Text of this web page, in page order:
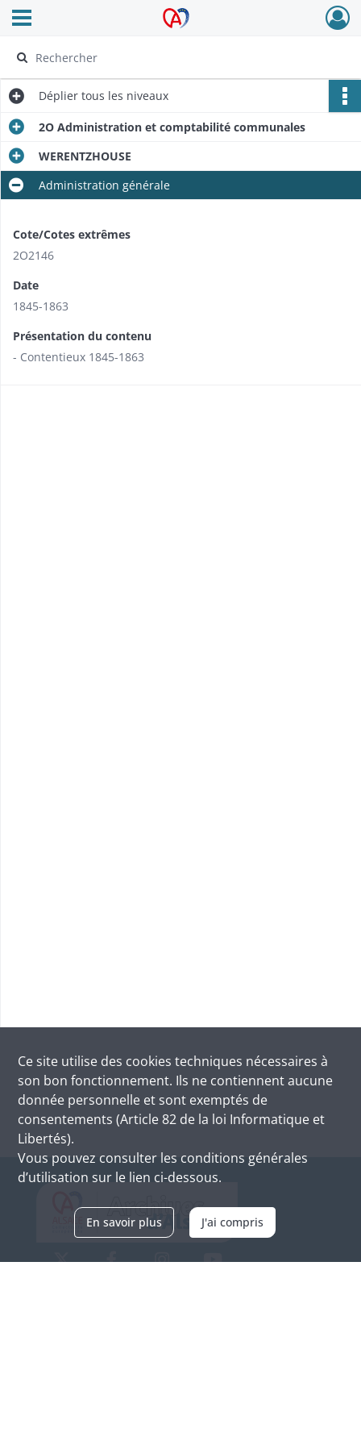
Archives Alsace - Colmar
Ouvrir le menu déroulant
Déplier tous les niveaux
2O Administration et comptabilité communales
WERENTZHOUSE
Administration générale
Cote/Cotes extrêmes
2O2146
Date
1845-1863
Présentation du contenu
- Contentieux 1845-1863
Ce site utilise des cookies techniques nécessaires à
son bon fonctionnement. Ils ne contiennent aucune
donnée personnelle et sont exemptés de
consentements (Article 82 de la loi Informatique et
Libertés).
Vous pouvez consulter les conditions générales
d’utilisation sur le lien ci-dessous.
En savoir plus J'ai compris